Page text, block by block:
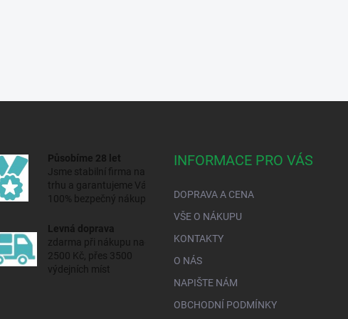
Působíme 28 let
Jsme stabilní firma na
trhu a garantujeme Vám
100% bezpečný nákup.
Levná doprava
zdarma při nákupu nad
2500 Kč, přes 3500
výdejních míst
INFORMACE PRO VÁS
DOPRAVA A CENA
VŠE O NÁKUPU
KONTAKTY
O NÁS
NAPIŠTE NÁM
OBCHODNÍ PODMÍNKY